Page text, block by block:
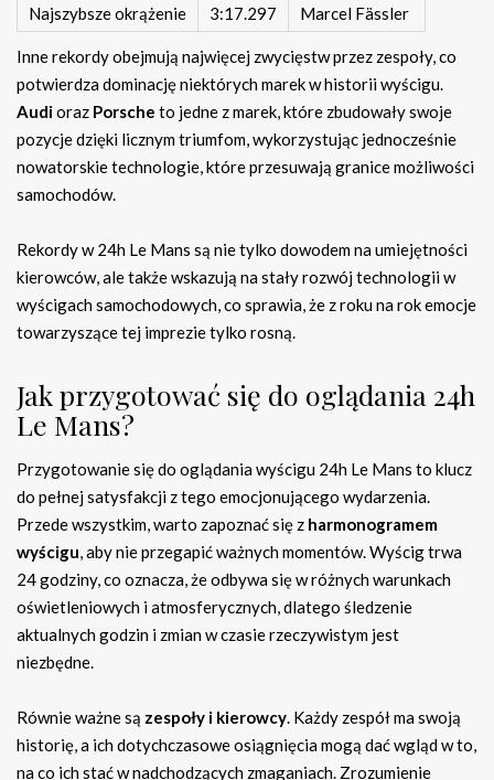
Najszybsze okrążenie
3:17.297 Marcel Fässler
Inne rekordy obejmują najwięcej zwycięstw przez zespoły, co
potwierdza dominację niektórych marek w historii wyścigu.
Audioraz Porsche to jedne z marek, które zbudowały swoje
pozycje dzięki licznym triumfom, wykorzystując jednocześnie
nowatorskie technologie, które przesuwają granice możliwości
samochodów.
Rekordy w 24h Le Mans są nie tylko dowodem na umiejętności
kierowców, ale także wskazują na stały rozwój technologii w
wyścigach samochodowych, co sprawia, że z roku na rok emocje
towarzyszące tej imprezie tylko rosną.
Jak przygotować się do oglądania 24h
Le Mans?
Przygotowanie się do oglądania wyścigu 24h Le Mans to klucz
do pełnej satysfakcji z tego emocjonującego wydarzenia.
Przede wszystkim, warto zapoznać się z harmonogramem
wyścigu, aby nie przegapić ważnych momentów. Wyścig trwa
24 godziny, co oznacza, że odbywa się w różnych warunkach
oświetleniowych i atmosferycznych, dlatego śledzenie
aktualnych godzin i zmian w czasie rzeczywistym jest
niezbędne.
Równie ważne są zespoły i kierowcy. Każdy zespół ma swoją
historię, a ich dotychczasowe osiągnięcia mogą dać wgląd w to,
na co ich stać w nadchodzących zmaganiach. Zrozumienie